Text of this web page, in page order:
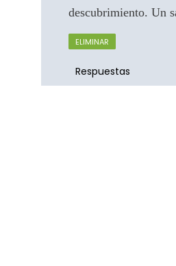
descubrimiento. Un
ELIMINAR
Respuestas